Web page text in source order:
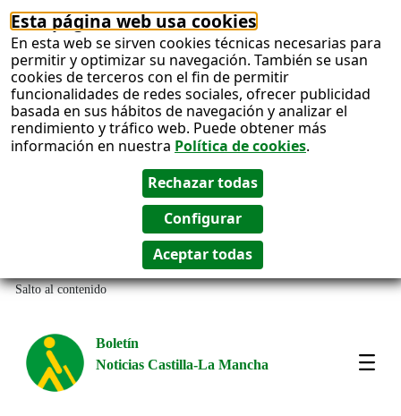
Esta página web usa cookies
En esta web se sirven cookies técnicas necesarias para
permitir y optimizar su navegación. También se usan
cookies de terceros con el fin de permitir
funcionalidades de redes sociales, ofrecer publicidad
basada en sus hábitos de navegación y analizar el
rendimiento y tráfico web. Puede obtener más
información en nuestra Política de cookies.
Salto al contenido
Boletín
Noticias Castilla-La Mancha